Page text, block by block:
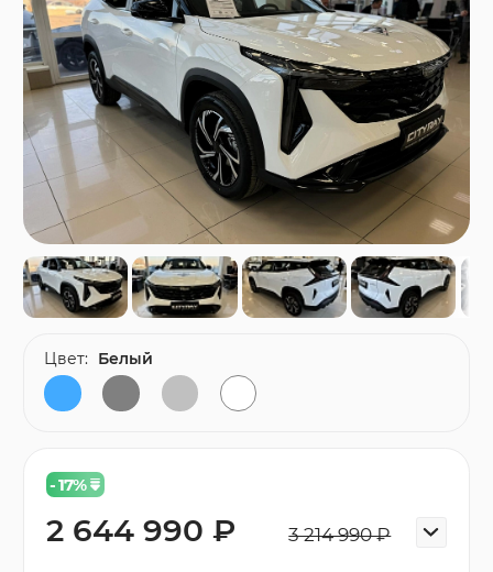
- 17%
3 214 990 ₽
2 644 990 ₽
Цвет: Белый